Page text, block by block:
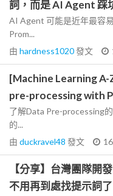
詞，而是 AI Agent 踩
AI Agent 可能是近年最容
Prom...
由 hardness1020發文
[Machine Learning
pre-processing with
了解Data Pre-processing
的...
由 duckravel48 發文
【分享】台灣團隊開
不用再到處找提示詞了